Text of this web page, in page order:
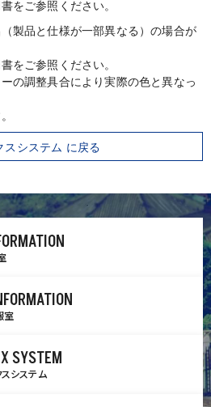
をご参照ください。
製品と仕様が一部異なる）の場合が
をご参照ください。
の調整具合により実際の色と異なっ
スシステム に戻る
室
SYSTEM
スシステム